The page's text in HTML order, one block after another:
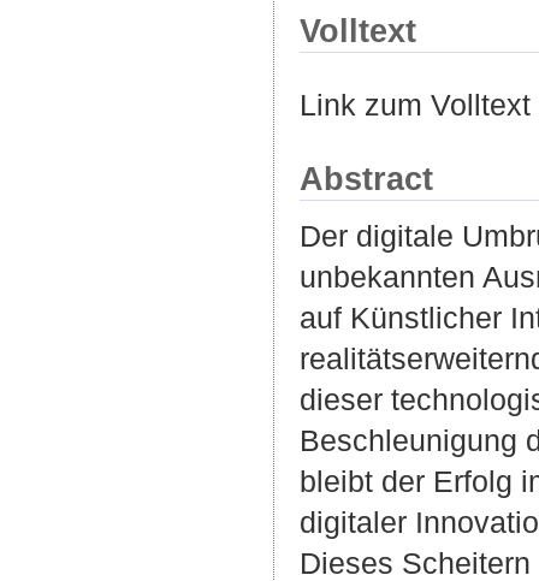
Volltext
Link zum
Abstract
Der digitale
unbekannten
auf Künstlicher
dieser
Beschleunigung
bleibt der Erfolg
digitaler
Dieses